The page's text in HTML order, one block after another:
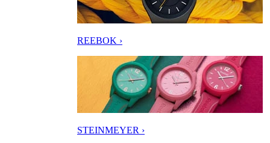
REEBOK ›
STEINMEYER ›